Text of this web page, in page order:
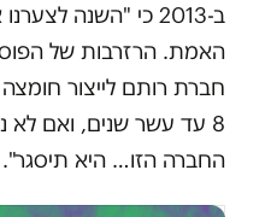
ב-2013 כי "השנה
האמת. הרזרבות של
חברת רותם לייצור
8 עד עשר שנים, ואם
החברה הזו… היא תיסגר".